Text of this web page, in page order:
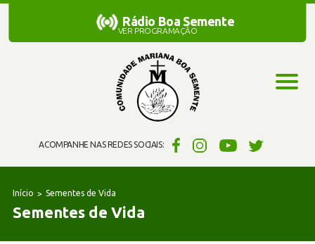
ACOMPANHE NAS REDES SOCIAIS:
Rádio Boa Semente
Rádio Boa Semente
VER PROGRAMAÇÃO
Início Sementes de Vida
Sementes de Vida